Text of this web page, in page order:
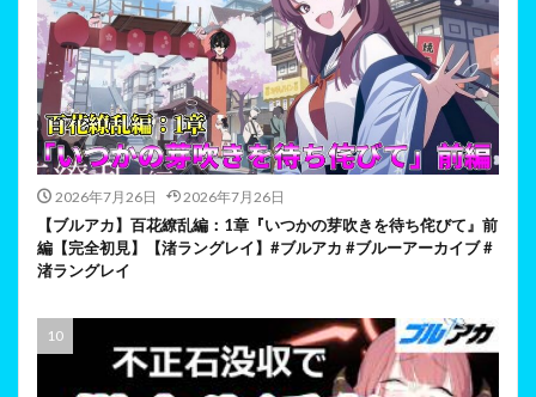
2026年7月26日 2026年7月26日
【ブルアカ】百花繚乱編：1章『いつかの芽吹きを待ち侘びて』前
編【完全初見】【渚ラングレイ】#ブルアカ #ブルーアーカイブ #
渚ラングレイ